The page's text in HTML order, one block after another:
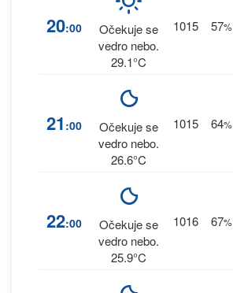
20:00
Očekuje se
vedro nebo.
29.1°C
1015 57%
21 :00
Očekuje se
vedro nebo.
26.6°C
1015 64%
22:00
Očekuje se
vedro nebo.
25.9°C
1016 67%